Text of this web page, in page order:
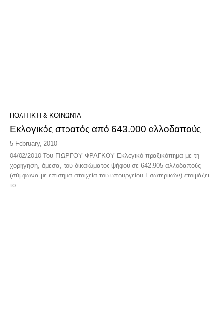
ΠΟΛΙΤΙΚΉ & ΚΟΙΝΩΝΊΑ
Εκλογικός στρατός από 643.000 αλλοδαπούς
5 February, 2010
04/02/2010 Του ΓΙΩΡΓΟΥ ΦΡΑΓΚΟΥ Εκλογικό πραξικόπημα με τη
χορήγηση, άμεσα, του δικαιώματος ψήφου σε 642.905 αλλοδαπούς
(σύμφωνα με επίσημα στοιχεία του υπουργείου Εσωτερικών) ετοιμάζει
το...